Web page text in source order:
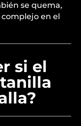
se quema,
en el
si el